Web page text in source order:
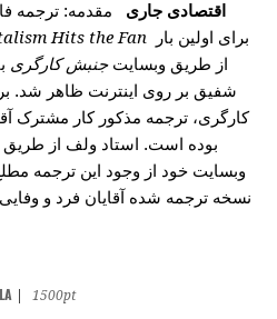
اقتصادی جاری
مقدمه: ترجمه
Hits the Fan
از طریق وبسایتجنبش کارگری
شفیق بر روی اینترنت ظاهر شد.
کارگری، ترجمه مذکور کار مشترک
بوده است. استاد ولف از طریق
وبسایت خود از وجود این ترجمه
نسخه ترجمه شده آقایان فرد و
1500pt